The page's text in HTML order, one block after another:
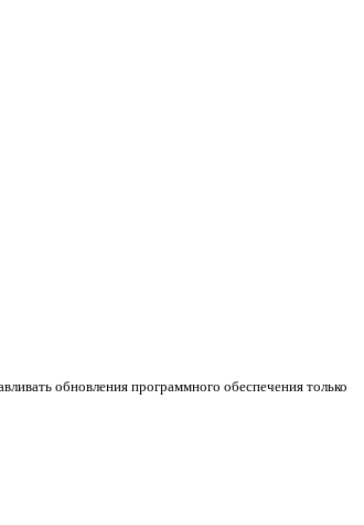
обновления программного обеспечения только